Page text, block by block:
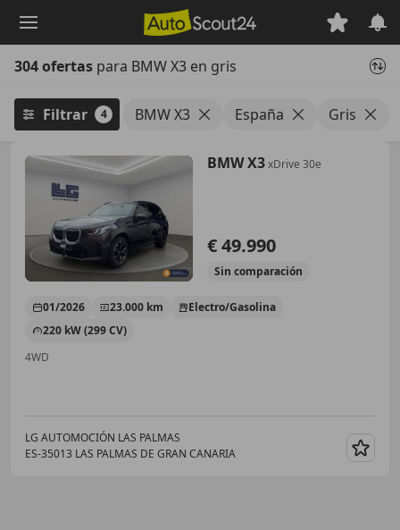
principal
304 ofertas para BMW X3 en gris
Filtrar 4 BMW X3 España Gris
BMW X3xDrive 30e
€ 49.990
Sin comparación
01/2026 23.000 km
Electro/Gasolina
220 kW (299 CV)
4WD
LG AUTOMOCIÓN LAS PALMAS
ES-35013 LAS PALMAS DE GRAN CANARIA